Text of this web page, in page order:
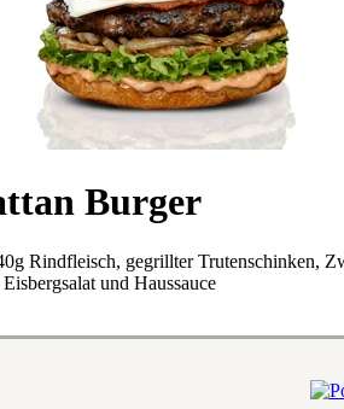
Burger
Rindfleisch, gegrillter Trutenschinken,
und Haussauce